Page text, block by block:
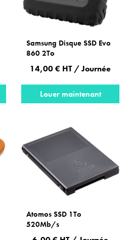
Samsung Disque SSD Evo
860 2To
14,00 € HT / Journée
Louer maintenant
Atomos SSD 1To
520Mb/s